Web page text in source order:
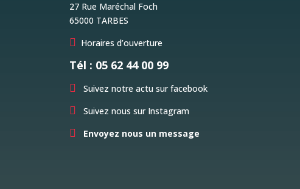
27 Rue Maréchal Foch
65000 TARBES
 Horaires d’ouverture
Tél : 05 62 44 00 99
 Suivez notre actu sur facebook
 Suivez nous sur Instagram
 Envoyez nous un message